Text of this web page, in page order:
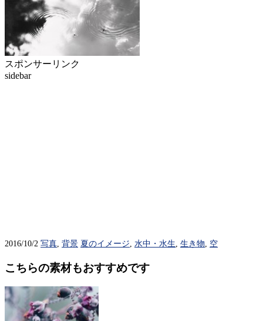
スポンサーリンク
sidebar
2016/10/2 写真 背景 夏のイメージ 水中・水生 生き物 空
こちらの素材もおすすめです